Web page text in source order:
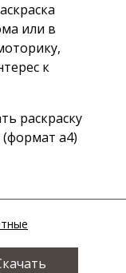
или в
к
раскраску
а4)